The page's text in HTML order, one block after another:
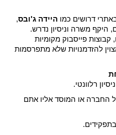
דרושים כמו היידה ג'ובס,
היקף משרה וניסיון נדרש.
קבוצות פייסבוק מקומיות
להזדמנויות שלא מתפרסמות
רלוונטי.
החברה או המוסד אליו אתם